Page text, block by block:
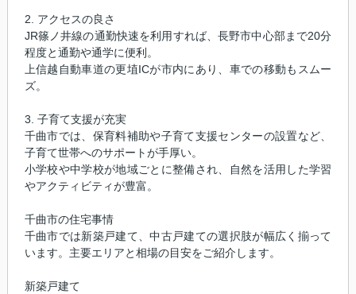
2. アクセスの良さ
JR篠ノ井線の通勤快速を利用すれば、長野市中心部まで20分
程度と通勤や通学に便利。
上信越自動車道の更埴ICが市内にあり、車での移動もスムー
ズ。
3. 子育て支援が充実
千曲市では、保育料補助や子育て支援センターの設置など、
子育て世帯へのサポートが手厚い。
小学校や中学校が地域ごとに整備され、自然を活用した学習
やアクティビティが豊富。
千曲市の住宅事情
千曲市では新築戸建て、中古戸建ての選択肢が幅広く揃って
います。主要エリアと相場の目安をご紹介します。
新築戸建て